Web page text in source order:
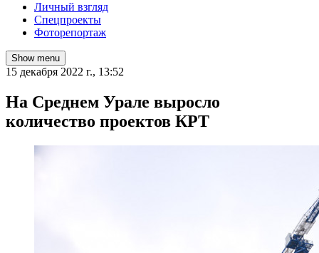
Личный взгляд
Спецпроекты
Фоторепортаж
Show menu
15 декабря 2022 г., 13:52
На Среднем Урале выросло
количество проектов КРТ